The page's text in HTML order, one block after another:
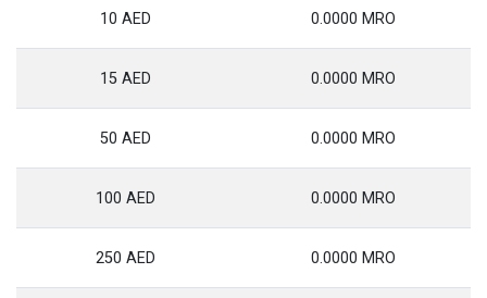
10 AED 0.0000 MRO
15 AED 0.0000 MRO
50 AED 0.0000 MRO
100 AED 0.0000 MRO
250 AED 0.0000 MRO